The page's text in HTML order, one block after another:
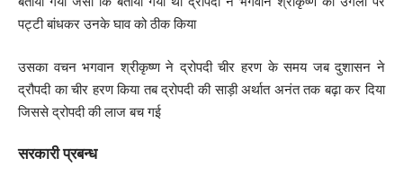
पट्टी बांधकर उनके घाव को ठीक किया
उसका वचन भगवान श्रीकृष्ण ने द्रोपदी चीर हरण के समय जब दुशासन ने
द्रौपदी का चीर हरण किया तब द्रोपदी की साड़ी अर्थात अनंत तक बढ़ा कर दिया
जिससे द्रोपदी की लाज बच गई
सरकारी प्रबन्ध